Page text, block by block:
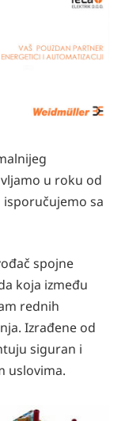
u roku od
isporučujemo sa
spojne
koja između
rednih
Izrađene od
siguran i
uslovima.